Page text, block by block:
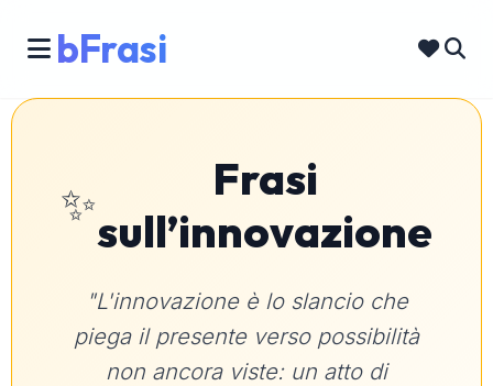
bFrasi
✨
Frasi
sull’innovazione
"L'innovazione è lo slancio che
piega il presente verso possibilità
non ancora viste: un atto di